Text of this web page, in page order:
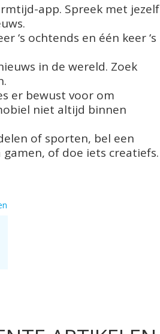
app. Spreek met jezelf
‘s ochtends en één keer ‘s
in de wereld. Zoek
er bewust voor om
niet altijd binnen
of sporten, bel een
of doe iets creatiefs.